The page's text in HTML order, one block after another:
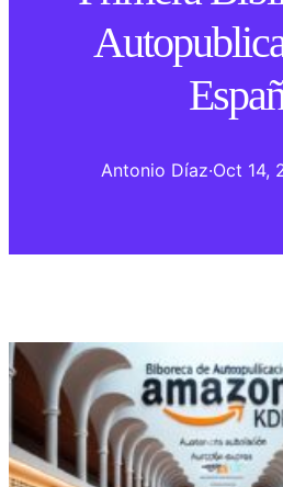
Antonio Díaz·Oct 14,